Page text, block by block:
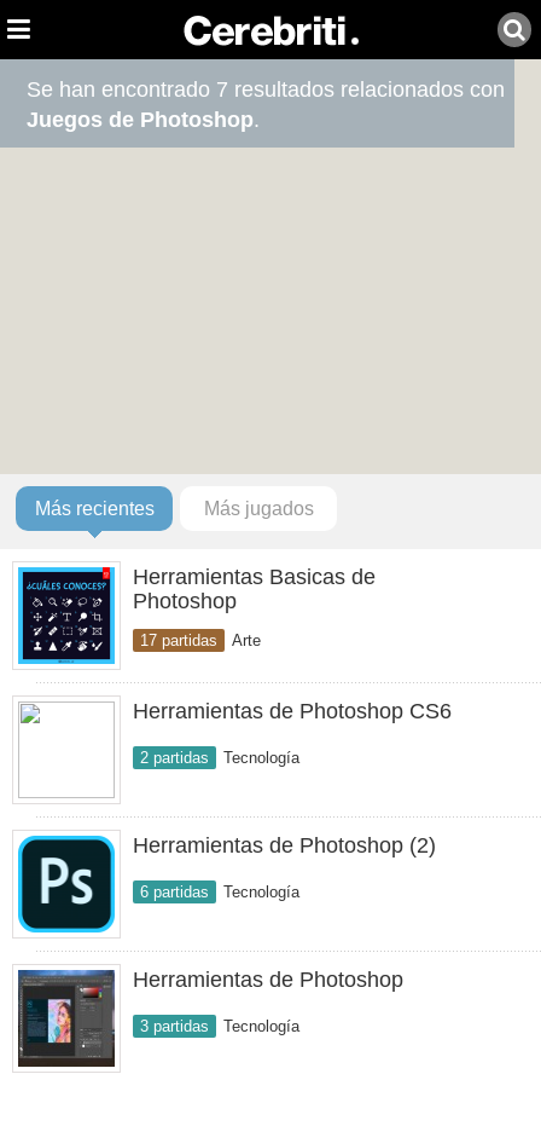
Se han encontrado 7 resultados relacionados con
Juegos de Photoshop.
Más recientes Más jugados
Herramientas Basicas de
Photoshop
17 partidas Arte
Herramientas de Photoshop CS6
2 partidas Tecnología
Herramientas de Photoshop (2)
6 partidas Tecnología
Herramientas de Photoshop
3 partidas Tecnología